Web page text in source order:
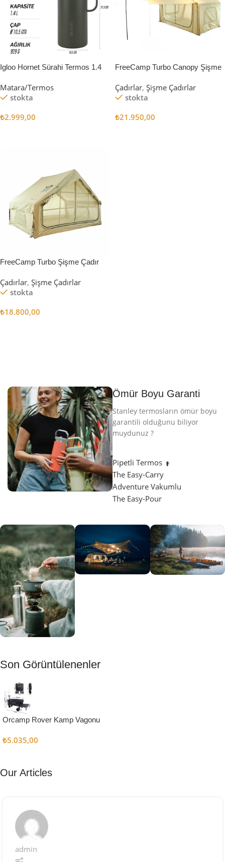
Igloo Hornet Sürahi Termos 1.4
Matara/Termos
stokta
₺2.999,00
FreeCamp Turbo Canopy Şişme
Çadırlar, Şişme Çadırlar
stokta
₺21.950,00
FreeCamp Turbo Şişme Çadır
Çadırlar, Şişme Çadırlar
stokta
₺18.800,00
Ömür Boyu Garanti
Stanley termosların ömür boyu
garantili olduğunu biliyor
muydunuz ?
Pipetli Termos
The Easy-Carry
Adventure Vakumlu
The Easy-Pour
Muftağı
Kampçı
Şefler İçin
Keşfet
Son Görüntülenenler
Orcamp Rover Kamp Vagonu
₺5.035,00
Our Articles
admin